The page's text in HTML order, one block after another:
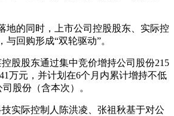
的同时，上市公司控股股东、实际控
回购形成“双轮驱动”。
控股股东通过集中竞价增持公司股份215
万元，并计划在6个月内累计增持不低
股份（含本次）。
技实际控制人陈洪凌、张祖秋基于对公